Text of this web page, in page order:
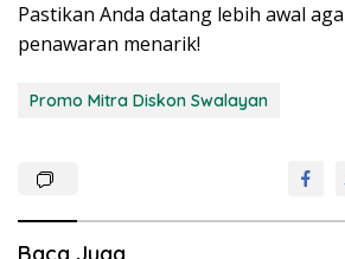
Pastikan Anda datang lebih awal
penawaran menarik!
Promo Mitra Diskon Swalayan